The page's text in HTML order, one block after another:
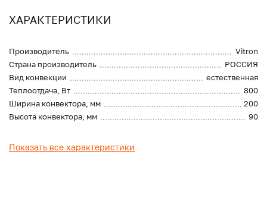
ХАРАКТЕРИСТИКИ
Производитель
Vitron
Страна производитель
РОССИЯ
Вид конвекции
естественная
Теплоотдача, Вт
800
Ширина конвектора, мм
200
Высота конвектора, мм
90
Показать все характеристики